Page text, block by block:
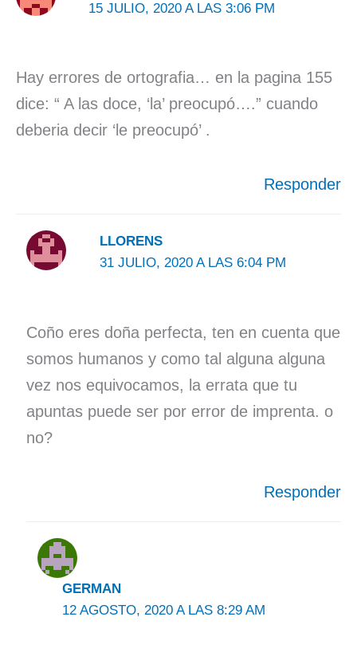
15 JULIO, 2020 A LAS 3:06 PM
Hay errores de ortografia… en la pagina 155
dice: “ A las doce, ‘la’ preocupó….” cuando
deberia decir ‘le preocupó’ .
Responder
LLORENS
31 JULIO, 2020 A LAS 6:04 PM
Coño eres doña perfecta, ten en cuenta que
somos humanos y como tal alguna alguna
vez nos equivocamos, la errata que tu
apuntas puede ser por error de imprenta. o
no?
Responder
GERMAN
12 AGOSTO, 2020 A LAS 8:29 AM